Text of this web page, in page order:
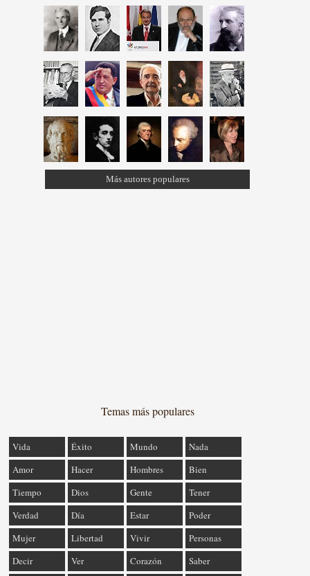
Más autores populares
Temas más populares
Vida Éxito Mundo
Nada
Amor
Hacer Hombres
Bien
Tiempo
Dios Gente
Tener
Verdad
Día Estar
Poder
Mujer
Libertad Vivir
Personas
Decir
Ver Corazón Saber